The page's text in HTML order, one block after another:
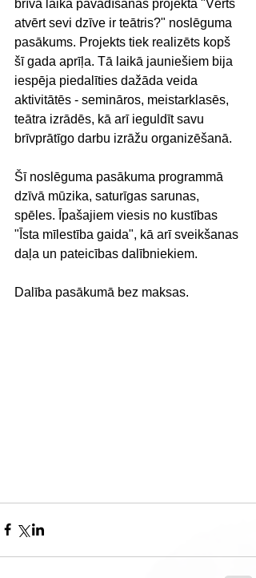
brīvā laika pavadīšanas projekta "Vērts
atvērt sevi dzīve ir teātris?" noslēguma
pasākums. Projekts tiek realizēts kopš
šī gada aprīļa. Tā laikā jauniešiem bija
iespēja piedalīties dažāda veida
aktivitātēs - semināros, meistarklasēs,
teātra izrādēs, kā arī ieguldīt savu
brīvprātīgo darbu izrāžu organizēšanā.
Šī noslēguma pasākuma programmā
dzīvā mūzika, saturīgas sarunas,
spēles. Īpašajiem viesis no kustības
"Īsta mīlestība gaida", kā arī sveikšanas
daļa un pateicības dalībniekiem.
Dalība pasākumā bez maksas.